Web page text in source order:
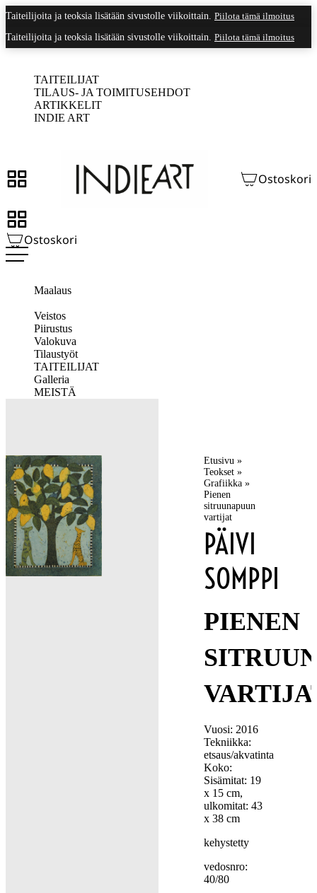
Siirry
suoraan
sisältöön
Taiteilijoita ja teoksia lisätään sivustolle viikoittain. Piilota tämä ilmoitus
Taiteilijoita ja teoksia lisätään sivustolle viikoittain. Piilota tämä ilmoitus
TAITEILIJAT
TILAUS- JA TOIMITUSEHDOT
ARTIKKELIT
INDIE ART
Siirry selaamaan kaikkia teoksia. Ostoskori
Siirry
selaamaan
kaikkia
teoksia
Ostoskori
Maalaus
Veistos
Piirustus
Valokuva
Tilaustyöt
TAITEILIJAT
Galleria
MEISTÄ
Etusivu »
Teokset »
Grafiikka »
Pienen
sitruunapuun
vartijat
PÄIVI
SOMPPI
PIENEN
Vuosi: 2016
Tekniikka:
etsaus/akvatinta
Koko:
Sisämitat: 19
x 15 cm,
ulkomitat: 43
x 38 cm
kehystetty
vedosnro:
40/80